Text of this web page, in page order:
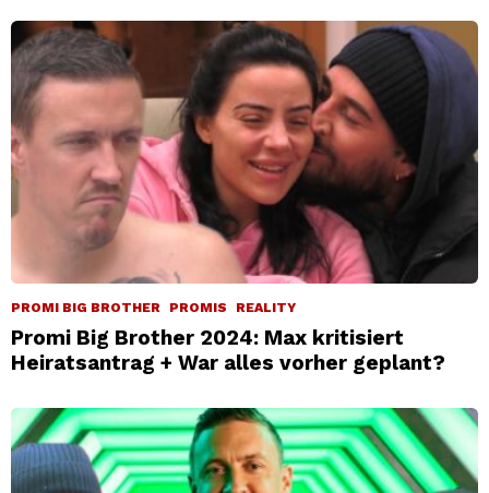
PROMI BIG BROTHER PROMIS REALITY
Promi Big Brother 2024: Max kritisiert
Heiratsantrag + War alles vorher geplant?